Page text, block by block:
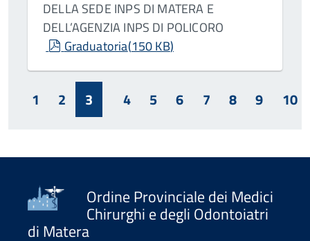
DELLA SEDE INPS DI MATERA E
DELL’AGENZIA INPS DI POLICORO
pdf
Graduatoria(150 KB)
1 2 3 4 5 6 7 8 9 10
Ordine Provinciale dei Medici
Chirurghi e degli Odontoiatri
di Matera